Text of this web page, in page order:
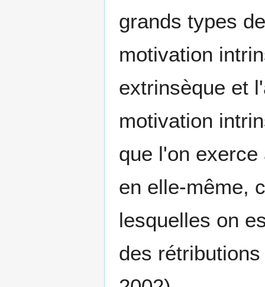
grands types
motivation
extrinsèque et
motivation
que l'on
en elle-même,
lesquelles on
des